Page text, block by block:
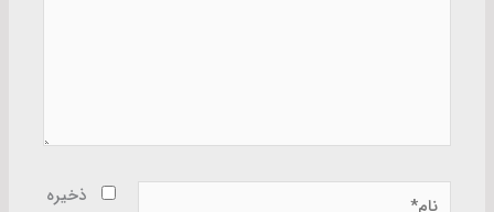
نام*
ذخیره